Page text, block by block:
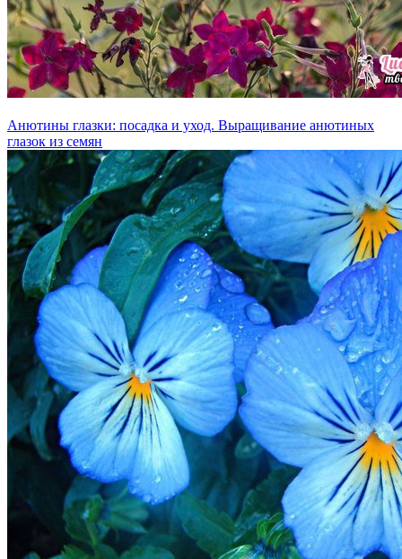
Анютины глазки: посадка и уход. Выращивание анютиных
глазок из семян